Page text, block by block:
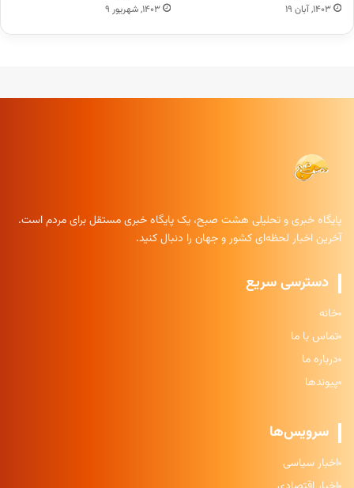
۱۴۰۳, آبان ۱۹ ۱۴۰۳, شهریور ۹
پایگاه خبری و تحلیلی هشت صبح، یک پایگاه خبری مستقل برای مردم است.
آخرین اخبار لحظه‌ای کشور و جهان را دنبال کنید.
دسترسی سریع
خانه
تماس با ما
درباره ما
پیوندها
سرویس‌ها
اخبار سیاسی